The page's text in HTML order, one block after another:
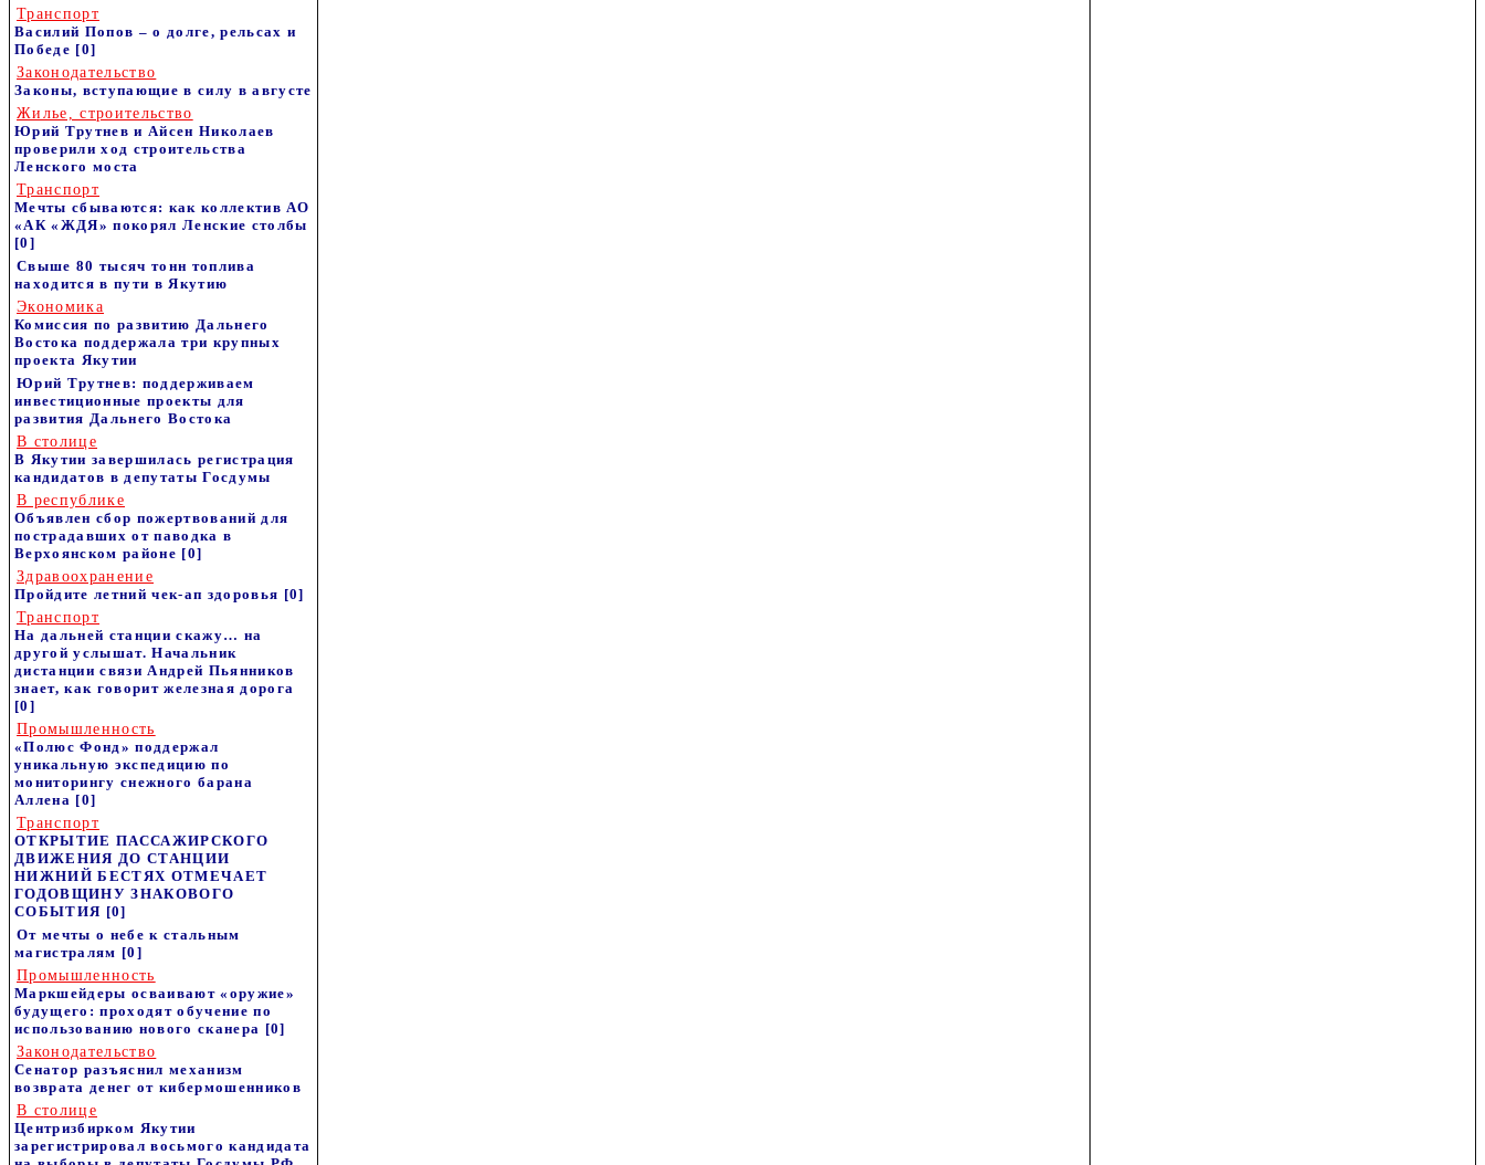
Транспорт
Василий Попов – о долге, рельсах и
Победе [0]
Законодательство
Законы, вступающие в силу в августе
Жилье, строительство
Юрий Трутнев и Айсен Николаев
проверили ход строительства
Ленского моста
Транспорт
Мечты сбываются: как коллектив АО
«АК «ЖДЯ» покорял Ленские столбы
[0]
Свыше 80 тысяч тонн топлива
находится в пути в Якутию
Экономика
Комиссия по развитию Дальнего
Востока поддержала три крупных
проекта Якутии
Юрий Трутнев: поддерживаем
инвестиционные проекты для
развития Дальнего Востока
В столице
В Якутии завершилась регистрация
кандидатов в депутаты Госдумы
В республике
Объявлен сбор пожертвований для
пострадавших от паводка в
Верхоянском районе [0]
Здравоохранение
Пройдите летний чек-ап здоровья [0]
Транспорт
На дальней станции скажу… на
другой услышат. Начальник
дистанции связи Андрей Пьянников
знает, как говорит железная дорога
[0]
Промышленность
«Полюс Фонд» поддержал
уникальную экспедицию по
мониторингу снежного барана
Аллена [0]
Транспорт
ОТКРЫТИЕ ПАССАЖИРСКОГО
ДВИЖЕНИЯ ДО СТАНЦИИ
НИЖНИЙ БЕСТЯХ ОТМЕЧАЕТ
ГОДОВЩИНУ ЗНАКОВОГО
СОБЫТИЯ [0]
От мечты о небе к стальным
магистралям [0]
Промышленность
Маркшейдеры осваивают «оружие»
будущего: проходят обучение по
использованию нового сканера [0]
Законодательство
Сенатор разъяснил механизм
возврата денег от кибермошенников
В столице
Центризбирком Якутии
зарегистрировал восьмого кандидата